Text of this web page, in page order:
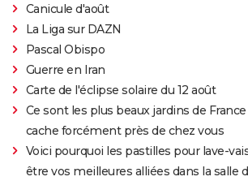
Canicule d'août
La Liga sur DAZN
Pascal Obispo
Guerre en Iran
Carte de l'éclipse solaire du 12 août
Ce sont les plus beaux jardins de
cache forcément près de chez vous
Voici pourquoi les pastilles pour lave-
être vos meilleures alliées dans la salle